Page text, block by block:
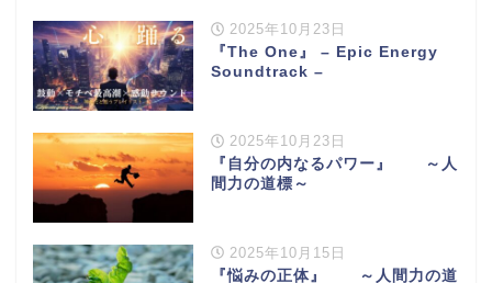
2025年10月23日
『The One』 – Epic Energy
Soundtrack –
2025年10月23日
『自分の内なるパワー』 ～人
間力の道標～
2025年10月15日
『悩みの正体』 ～人間力の道